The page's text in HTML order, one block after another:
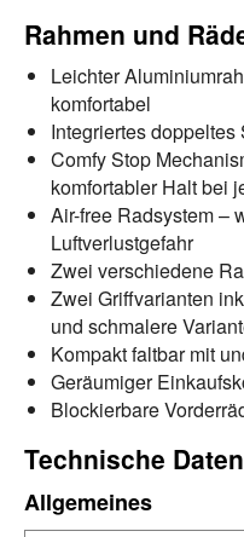
Rahmen und
Leichter
komfortabel
Integriertes
Comfy Stop
komfortabler Halt bei
Air-free Radsystem –
Luftverlustgefahr
Zwei verschiedene
Zwei Griffvarianten
und schmalere
Kompakt faltbar mit
Geräumiger
Blockierbare
Technische Daten
Allgemeines